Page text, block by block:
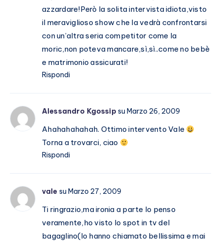
azzardare!Però la solita intervista idiota,visto
il meraviglioso show che la vedrà confrontarsi
con un’altra seria competitor come la
moric,non poteva mancare,sì,sì..come no bebè
e matrimonio assicurati!
Rispondi
Alessandro Kgossip su Marzo 26, 2009
Ahahahahahah. Ottimo intervento Vale
Torna a trovarci, ciao
Rispondi
vale su Marzo 27, 2009
Ti ringrazio,ma ironia a parte lo penso
veramente,ho visto lo spot in tv del
bagaglino(lo hanno chiamato bellissima e mai